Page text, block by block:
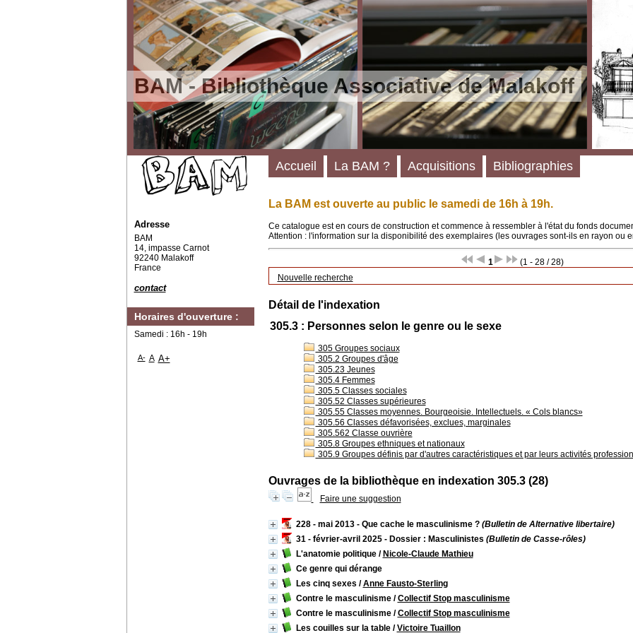
BAM - Bibliothèque Associative de Malakoff
La BAM est ouverte au public le samedi de 16h à 19h.
Ce catalogue est en cours de construction et commence à ressembler à l'état du fonds
Attention : l'information sur la disponibilité des exemplaires (les ouvrages sont-ils en rayon ou
1 (1 - 28 / 28)
Nouvelle recherche
Détail de l'indexation
305.3 : Personnes selon le genre ou le sexe
305 Groupes sociaux
305.2 Groupes d'âge
305.23 Jeunes
305.4 Femmes
305.5 Classes sociales
305.52 Classes supérieures
305.55 Classes moyennes. Bourgeoisie. Intellectuels. « Cols blancs»
305.56 Classes défavorisées, exclues, marginales
305.562 Classe ouvrière
305.8 Groupes ethniques et nationaux
305.9 Groupes définis par d'autres caractéristiques et par leurs activités
Ouvrages de la bibliothèque en indexation 305.3 (28)
Faire une suggestion
228 - mai 2013 - Que cache le masculinisme ?(Bulletin de Alternative libertaire)
31 - février-avril 2025 - Dossier : Masculinistes (Bulletin de Casse-rôles)
L'anatomie politique/ Nicole-Claude Mathieu
Ce genre qui dérange
Les cinq sexes /Anne Fausto-Sterling
Contre le masculinisme/Collectif Stop masculinisme
Contre le masculinisme/Collectif Stop masculinisme
Les couilles sur la table/Victoire Tuaillon
Accueil La BAM ? Acquisitions Bibliographies
Adresse
BAM
14, impasse Carnot
92240 Malakoff
France
contact
Horaires d'ouverture :
Samedi : 16h - 19h
A- A A+